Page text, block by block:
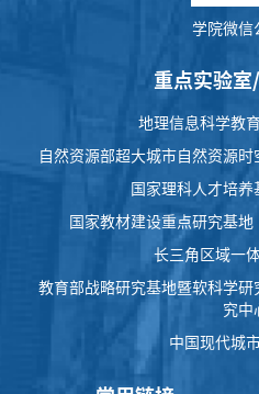
学院微信
重点实验室
地理信息科学教
自然资源部超大城市自然资源
国家理科人才培养
国家教材建设重点研究基地
长三角区域一
教育部战略研究基地暨软科学
究中
中国现代城